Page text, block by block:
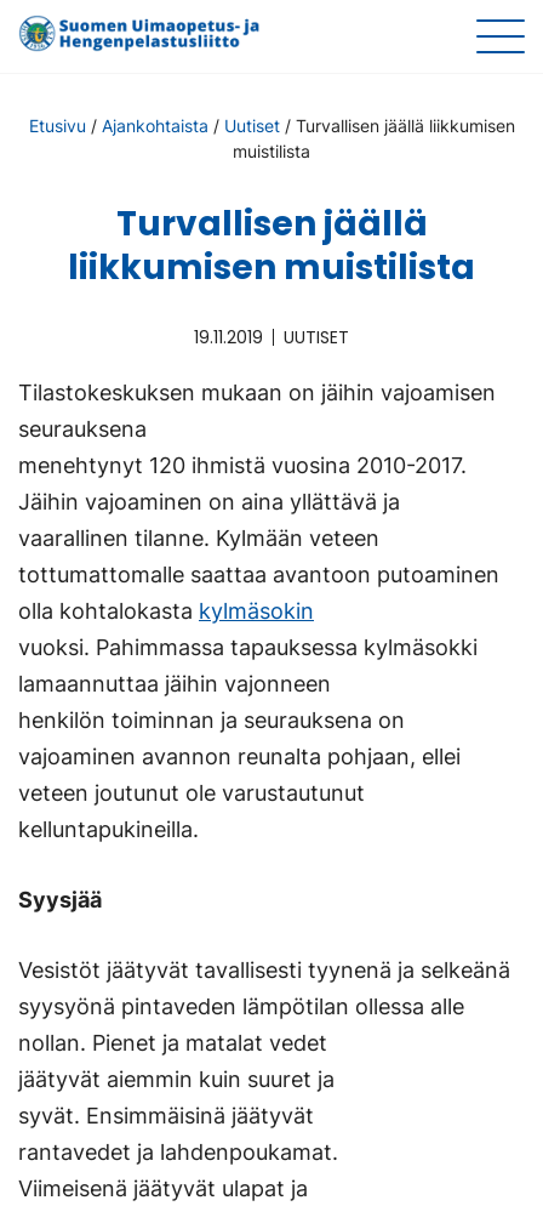
Etusivu / Ajankohtaista / Uutiset/ Turvallisen jäällä liikkumisen
muistilista
Turvallisen jäällä
liikkumisen muistilista
19.11.2019 UUTISET
Tilastokeskuksen mukaan on jäihin vajoamisen
seurauksena
menehtynyt 120 ihmistä vuosina 2010-2017.
Jäihin vajoaminen on aina yllättävä ja
vaarallinen tilanne. Kylmään veteen
tottumattomalle saattaa avantoon putoaminen
olla kohtalokasta kylmäsokin
vuoksi. Pahimmassa tapauksessa kylmäsokki
lamaannuttaa jäihin vajonneen
henkilön toiminnan ja seurauksena on
vajoaminen avannon reunalta pohjaan, ellei
veteen joutunut ole varustautunut
kelluntapukineilla.
Syysjää
Vesistöt jäätyvät tavallisesti tyynenä ja selkeänä
syysyönä pintaveden lämpötilan ollessa alle
nollan. Pienet ja matalat vedet
jäätyvät aiemmin kuin suuret ja
syvät. Ensimmäisinä jäätyvät
rantavedet ja lahdenpoukamat.
Viimeisenä jäätyvät ulapat ja